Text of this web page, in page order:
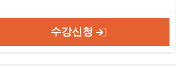
수강신청